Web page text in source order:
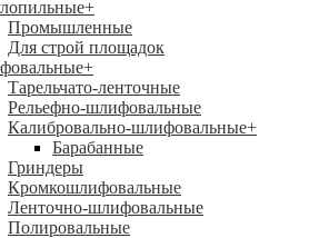
+
Промышленные
Для строй площадок
+
Тарельчато-ленточные
Рельефно-шлифовальные
Калибровально-шлифовальные+
Барабанные
Гриндеры
Кромкошлифовальные
Ленточно-шлифовальные
Полировальные